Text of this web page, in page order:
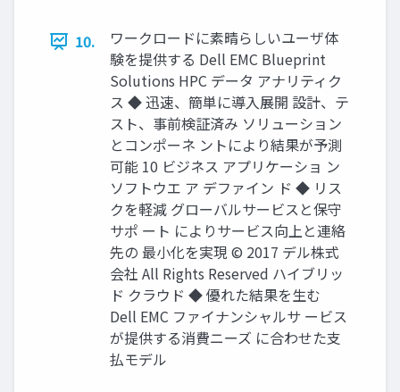
10.
ワークロードに素晴らしいユーザ体
験を提供する Dell EMC Blueprint
Solutions HPC データ アナリティク
ス ◆ 迅速、簡単に導入展開 設計、テ
スト、事前検証済み ソリューション
とコンポーネ ントにより結果が予測
可能 10 ビジネス アプリケーショ ン
ソフトウエ ア デファイン ド ◆ リス
クを軽減 グローバルサービスと保守
サポ ート によりサービス向上と連絡
先の 最小化を実現 © 2017 デル株式
会社 All Rights Reserved ハイブリッ
ド クラウド ◆ 優れた結果を生む
Dell EMC ファイナンシャルサ ービス
が提供する消費ニーズ に合わせた支
払モデル